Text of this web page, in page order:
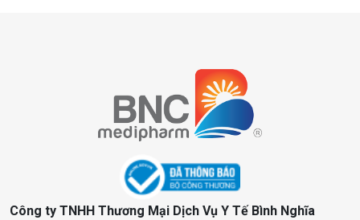
Công ty TNHH Thương Mại Dịch Vụ Y Tế Bình Nghĩa